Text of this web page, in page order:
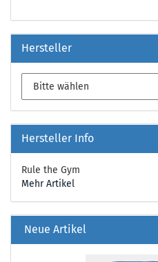
Hersteller
Hersteller Info
Rule the Gym
Mehr Artikel
Neue Artikel